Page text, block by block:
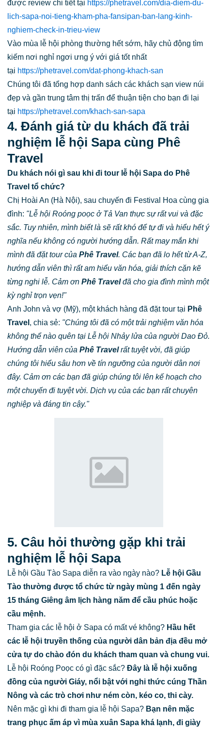
được review chi tiết tại https://phetravel.com/dia-diem-du-
lich-sapa-noi-tieng-kham-pha-fansipan-ban-lang-kinh-
nghiem-check-in-trieu-view
Vào mùa lễ hội phòng thường hết sớm, hãy chủ động tìm
kiếm nơi nghỉ ngơi ưng ý với giá tốt nhất
tại https://phetravel.com/dat-phong-khach-san
Chúng tôi đã tổng hợp danh sách các khách sạn view núi
đẹp và gần trung tâm thị trấn để thuận tiện cho bạn đi lại
tại https://phetravel.com/khach-san-sapa
4. Đánh giá từ du khách đã trải
nghiệm lễ hội Sapa cùng Phê
Travel
Du khách nói gì sau khi đi tour lễ hội Sapa do Phê
Travel tổ chức?
Chị Hoài An (Hà Nội), sau chuyến đi Festival Hoa cùng gia
đình: "Lễ hội Roóng poọc ở Tả Van thực sự rất vui và đặc
sắc. Tuy nhiên, mình biết là sẽ rất khó để tự đi và hiểu hết ý
nghĩa nếu không có người hướng dẫn. Rất may mắn khi
mình đã đặt tour của Phê Travel. Các bạn đã lo hết từ A-Z,
hướng dẫn viên thì rất am hiểu văn hóa, giải thích cặn kẽ
từng nghi lễ. Cảm ơn Phê Travelđã cho gia đình mình một
kỳ nghỉ trọn vẹn!"
Anh John và vợ (Mỹ), một khách hàng đã đặt tour tại Phê
Travel , chia sẻ: "Chúng tôi đã có một trải nghiệm văn hóa
không thể nào quên tại Lễ hội Nhảy lửa của người Dao Đỏ.
Hướng dẫn viên của Phê Travelrất tuyệt vời, đã giúp
chúng tôi hiểu sâu hơn về tín ngưỡng của người dân nơi
đây. Cảm ơn các bạn đã giúp chúng tôi lên kế hoạch cho
một chuyến đi tuyệt vời. Dịch vụ của các bạn rất chuyên
nghiệp và đáng tin cậy."
5. Câu hỏi thường gặp khi trải
nghiệm lễ hội Sapa
Lễ hội Gầu Tào Sapa diễn ra vào ngày nào? Lễ hội Gầu
Tào thường được tổ chức từ ngày mùng 1 đến ngày
15 tháng Giêng âm lịch hàng năm để cầu phúc hoặc
cầu mệnh.
Tham gia các lễ hội ở Sapa có mất vé không? Hầu hết
các lễ hội truyền thống của người dân bản địa đều mở
cửa tự do chào đón du khách tham quan và chung vui.
Lễ hội Roóng Poọc có gì đặc sắc? Đây là lễ hội xuống
đồng của người Giáy, nổi bật với nghi thức cúng Thần
Nông và các trò chơi như ném còn, kéo co, thi cày.
Nên mặc gì khi đi tham gia lễ hội Sapa? Bạn nên mặc
trang phục ấm áp vì mùa xuân Sapa khá lạnh, đi giày